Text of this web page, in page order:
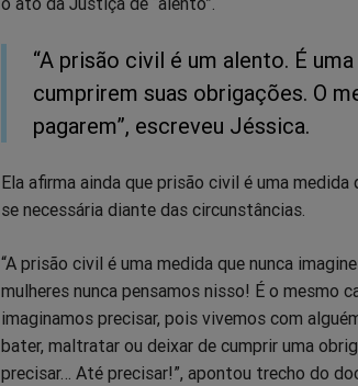
“A prisão civil é um alento. É
cumprirem suas obrigações. O
pagarem”, escreveu Jéssica.
Ela afirma ainda que prisão civil é uma
se necessária diante das circunstâncias.
“A prisão civil é uma medida que nunca
mulheres nunca pensamos nisso! É o mesmo
imaginamos precisar, pois vivemos com
bater, maltratar ou deixar de cumprir uma
precisar… Até precisar!”, apontou trecho do